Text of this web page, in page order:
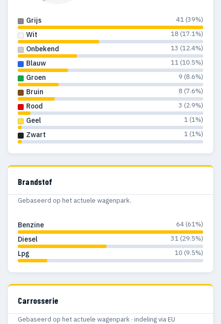
Grijs 41 (39%)
Wit 18 (17.1%)
Onbekend 13 (12.4%)
Blauw 11 (10.5%)
Groen 9 (8.6%)
Bruin 8 (7.6%)
Rood 3 (2.9%)
Geel 1 (1%)
Zwart 1 (1%)
Brandstof
Gebaseerd op het actuele wagenpark.
Benzine 64 (61%)
Diesel 31 (29.5%)
Lpg 10 (9.5%)
Carrosserie
Gebaseerd op het actuele wagenpark · indeling via EU